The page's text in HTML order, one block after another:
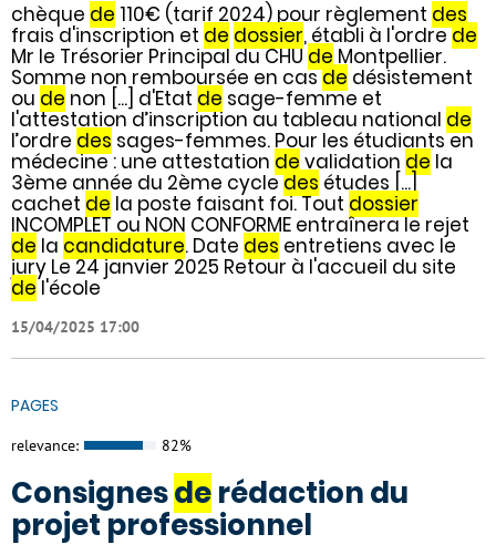
chèque de 110€ (tarif 2024) pour règlement des
frais d'inscription et de dossier, établi à l'ordrede
Mr le Trésorier Principal du CHU de Montpellier.
Somme non remboursée en casde désistement
ou de non [...] d'Etat de sage-femme et
l'attestation d’inscription au tableau national de
l’ordre des sages-femmes. Pour les étudiants en
médecine : une attestation de validation de la
3ème année du 2ème cycledes études [...]
cachet de la poste faisant foi. Tout dossier
INCOMPLET ou NON CONFORME entraînera le rejet
de la candidature. Date des entretiens avec le
jury Le 24 janvier 2025 Retour à l'accueil du site
del'école
15/04/2025 17:00
PAGES
relevance: 82%
Consignesderédaction du
projet professionnel